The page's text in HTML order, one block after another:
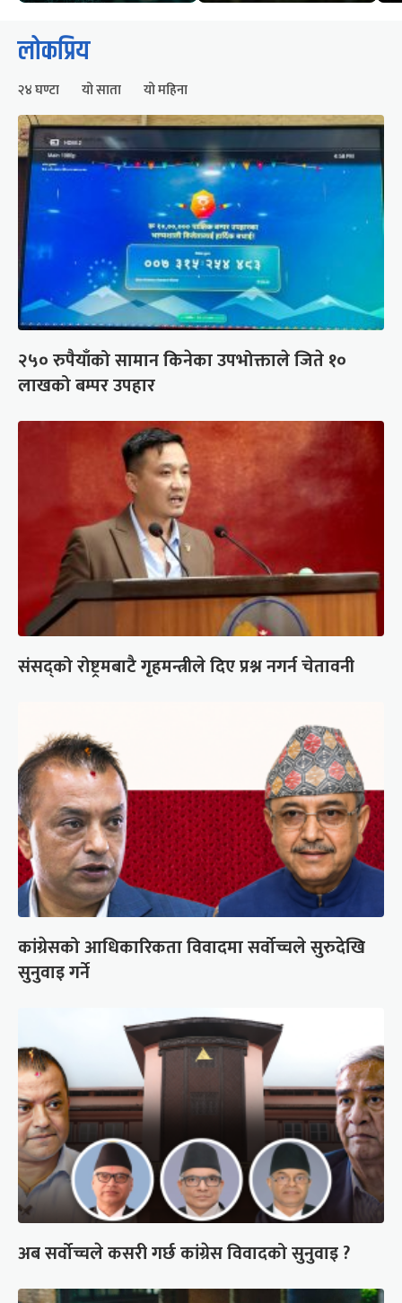
लोकप्रिय
२४ घण्टा यो साता यो महिना
२५० रुपैयाँको सामान किनेका उपभोक्ताले जिते १०
लाखको बम्पर उपहार
संसद्को रोष्ट्रमबाटै गृहमन्त्रीले दिए प्रश्न नगर्न चेतावनी
कांग्रेसको आधिकारिकता विवादमा सर्वोच्चले सुरुदेखि
सुनुवाइ गर्ने
अब सर्वोच्चले कसरी गर्छ कांग्रेस विवादको सुनुवाइ ?